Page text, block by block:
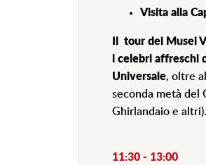
Visita alla
Il tour dei Musei
i celebri affreschi
Universale, oltre
seconda metà del
Ghirlandaio e altri).
11:30 - 13:00